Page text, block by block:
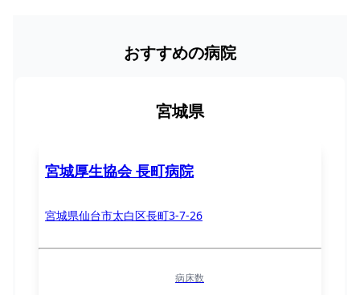
おすすめの病院
宮城県
宮城厚生協会 長町病院
宮城県仙台市太白区長町3-7-26
病床数